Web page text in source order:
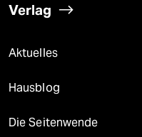
Verlag
Aktuelles
Hausblog
Die Seitenwende